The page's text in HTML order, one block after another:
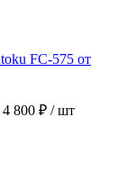
4 800 ₽ / шт